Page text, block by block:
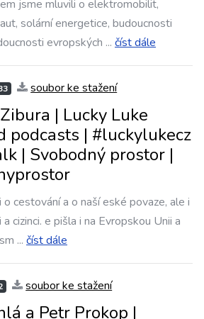
jsme mluvili o elektromobilit,
solární energetice, budoucnosti
evropských ... číst dále
soubor ke stažení
| Lucky Luke
podcasts | #luckylukecz
| Svobodný prostor |
cestování a o naší eské povaze, ale i
cizinci. e pišla i na Evropskou Unii a
... číst dále
soubor ke stažení
a Petr Prokop |